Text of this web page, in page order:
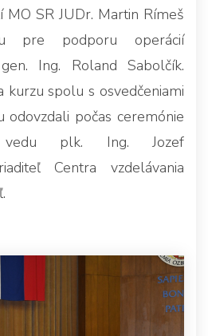
MO SR JUDr. Martin Rímeš
pre podporu operácií
Ing. Roland Sabolčík.
kurzu spolu s osvedčeniami
odovzdali počas ceremónie
plk. Ing. Jozef
Centra vzdelávania